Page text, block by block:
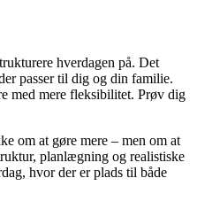
hverdagen på. Det
passer til dig og din familie.
med mere fleksibilitet. Prøv dig
om at gøre mere – men om at
planlægning og realistiske
hvor der er plads til både